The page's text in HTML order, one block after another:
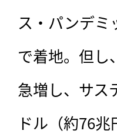
ス・パンデミ
で着地。但し
急増し、サス
ドル（約76